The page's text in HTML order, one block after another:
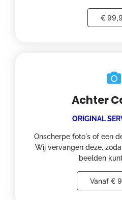
€
Achter
ORIGINAL
Onscherpe foto's of een
Wij vervangen deze,
beelden
Vanaf €